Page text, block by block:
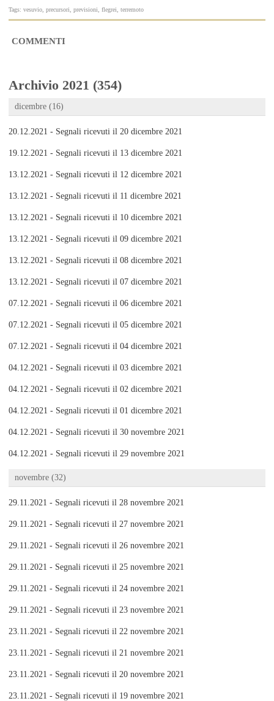
Tags: vesuvio, precursori, previsioni, flegrei, terremoto
COMMENTI
Archivio 2021 (354)
dicembre (16)
20.12.2021 - Segnali ricevuti il 20 dicembre 2021
19.12.2021 - Segnali ricevuti il 13 dicembre 2021
13.12.2021 - Segnali ricevuti il 12 dicembre 2021
13.12.2021 - Segnali ricevuti il 11 dicembre 2021
13.12.2021 - Segnali ricevuti il 10 dicembre 2021
13.12.2021 - Segnali ricevuti il 09 dicembre 2021
13.12.2021 - Segnali ricevuti il 08 dicembre 2021
13.12.2021 - Segnali ricevuti il 07 dicembre 2021
07.12.2021 - Segnali ricevuti il 06 dicembre 2021
07.12.2021 - Segnali ricevuti il 05 dicembre 2021
07.12.2021 - Segnali ricevuti il 04 dicembre 2021
04.12.2021 - Segnali ricevuti il 03 dicembre 2021
04.12.2021 - Segnali ricevuti il 02 dicembre 2021
04.12.2021 - Segnali ricevuti il 01 dicembre 2021
04.12.2021 - Segnali ricevuti il 30 novembre 2021
04.12.2021 - Segnali ricevuti il 29 novembre 2021
novembre (32)
29.11.2021 - Segnali ricevuti il 28 novembre 2021
29.11.2021 - Segnali ricevuti il 27 novembre 2021
29.11.2021 - Segnali ricevuti il 26 novembre 2021
29.11.2021 - Segnali ricevuti il 25 novembre 2021
29.11.2021 - Segnali ricevuti il 24 novembre 2021
29.11.2021 - Segnali ricevuti il 23 novembre 2021
23.11.2021 - Segnali ricevuti il 22 novembre 2021
23.11.2021 - Segnali ricevuti il 21 novembre 2021
23.11.2021 - Segnali ricevuti il 20 novembre 2021
23.11.2021 - Segnali ricevuti il 19 novembre 2021